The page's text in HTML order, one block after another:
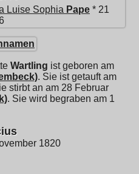
Luise Sophia Pape * 21
Wartling ist geboren am
. Sie ist getauft am
stirbt an am 28 Februar
. Sie wird begraben am 1
1820